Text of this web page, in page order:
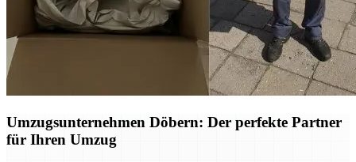
Umzugsunternehmen Döbern: Der perfekte Partner
für Ihren Umzug